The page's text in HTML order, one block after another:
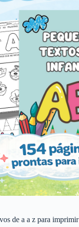
de a a z para imprimir